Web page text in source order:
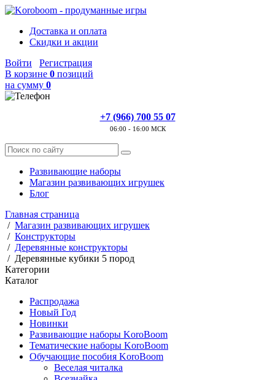
Доставка и оплата
Скидки и акции
Войти
Регистрация
В корзине 0 позиций
на сумму 0
+7 (966) 700 55 07
06:00 - 16:00 МСК
Развивающие наборы
Магазин развивающих игрушек
Блог
Главная страница
/ Магазин развивающих игрушек
/ Конструкторы
/ Деревянные конструкторы
/ Деревянные кубики 5 пород
Категории
Каталог
Распродажа
Новый Год
Новинки
Развивающие наборы KoroBoom
Тематические наборы KoroBoom
Обучающие пособия KoroBoom
Веселая читалка